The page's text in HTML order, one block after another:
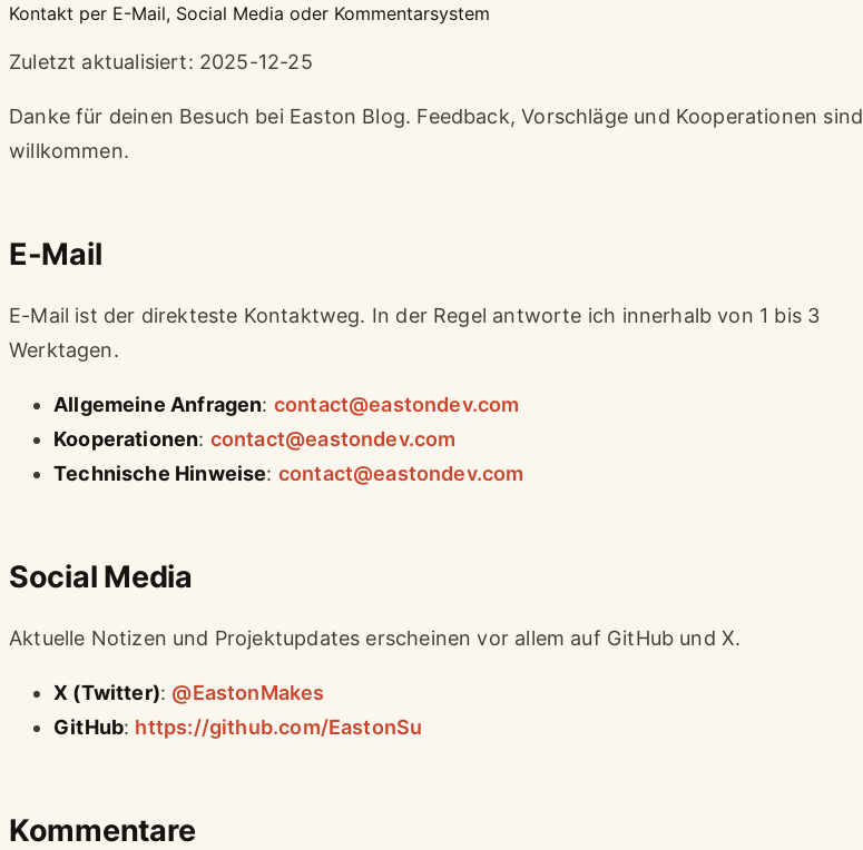
Kontakt per E-Mail, Social Media oder Kommentarsystem
Zuletzt aktualisiert: 2025-12-25
Danke für deinen Besuch bei Easton Blog. Feedback, Vorschläge und Kooperationen sind
willkommen.
E-Mail
E-Mail ist der direkteste Kontaktweg. In der Regel antworte ich innerhalb von 1 bis 3
Werktagen.
Allgemeine Anfragen: contact@eastondev.com
Kooperationen: contact@eastondev.com
Technische Hinweise: contact@eastondev.com
Social Media
Aktuelle Notizen und Projektupdates erscheinen vor allem auf GitHub und X.
X (Twitter): @EastonMakes
GitHub: https://github.com/EastonSu
Kommentare